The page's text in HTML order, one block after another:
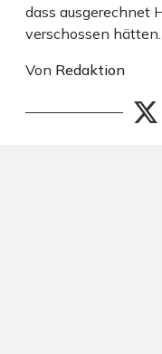
dass ausgerechnet
verschossen hätten.
Von Redaktion